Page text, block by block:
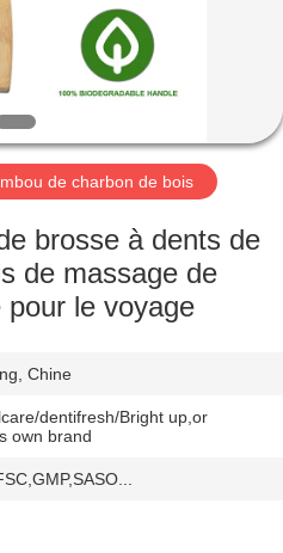
de charbon de bois
brosse à dents de
de massage de
pour le voyage
Chine
dentifresh/Bright up,or
own brand